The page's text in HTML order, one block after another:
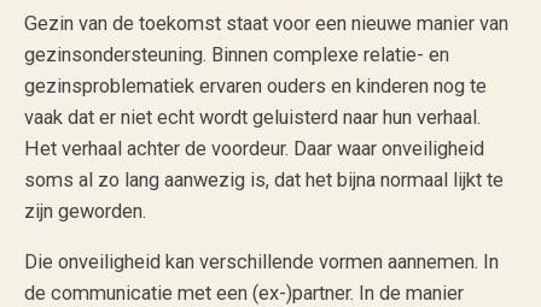
Gezin van de toekomst staat voor een nieuwe manier van
gezinsondersteuning. Binnen complexe relatie- en
gezinsproblematiek ervaren ouders en kinderen nog te
vaak dat er niet echt wordt geluisterd naar hun verhaal.
Het verhaal achter de voordeur. Daar waar onveiligheid
soms al zo lang aanwezig is, dat het bijna normaal lijkt te
zijn geworden.
Die onveiligheid kan verschillende vormen aannemen. In
de communicatie met een (ex-)partner. In de manier